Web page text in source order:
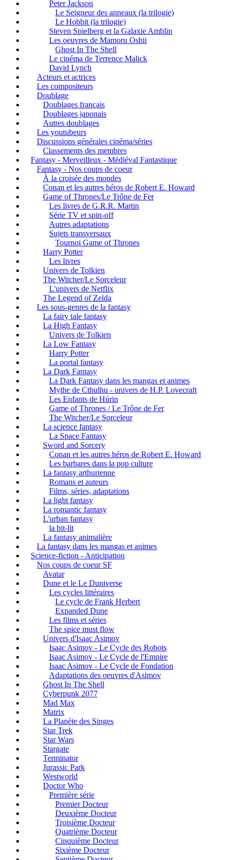
Peter Jackson
Le Seigneur des anneaux (la trilogie)
Le Hobbit (la trilogie)
Steven Spielberg et la Galaxie Amblin
Les oeuvres de Mamoru Oshii
Ghost In The Shell
Le cinéma de Terrence Malick
David Lynch
Acteurs et actrices
Les compositeurs
Doublage
Doublages français
Doublages japonais
Autres doublages
Les youtubeurs
Discussions générales cinéma/séries
Classements des membres
Fantasy - Merveilleux - Médiéval Fantastique
Fantasy - Nos coups de coeur
À la croisée des mondes
Conan et les autres héros de Robert E. Howard
Game of Thrones/Le Trône de Fer
Les livres de G.R.R. Martin
Série TV et spin-off
Autres adaptations
Sujets transversaux
Tournoi Game of Thrones
Harry Potter
Les livres
Univers de Tolkien
The Witcher/Le Sorceleur
L'univers de Netflix
The Legend of Zelda
Les sous-genres de la fantasy
La fairy tale fantasy
La High Fantasy
Univers de Tolkien
La Low Fantasy
Harry Potter
La portal fantasy
La Dark Fantasy
La Dark Fantasy dans les mangas et animes
Mythe de Cthulhu - univers de H.P. Lovecraft
Les Enfants de Húrin
Game of Thrones / Le Trône de Fer
The Witcher/Le Sorceleur
La science fantasy
La Space Fantasy
Sword and Sorcery
Conan et les autres héros de Robert E. Howard
Les barbares dans la pop culture
La fantasy arthurienne
Romans et auteurs
Films, séries, adaptations
La light fantasy
La romantic fantasy
L'urban fantasy
la bit-lit
La fantasy animalière
La fantasy dans les mangas et animes
Science-fiction - Anticipation
Nos coups de coeur SF
Avatar
Dune et le Le Duniverse
Les cycles littéraires
Le cycle de Frank Herbert
Expanded Dune
Les films et séries
The spice must flow
Univers d'Isaac Asimov
Isaac Asimov - Le Cycle des Robots
Isaac Asimov - Le Cycle de l'Empire
Isaac Asimov - Le Cycle de Fondation
Adaptations des oeuvres d'Asimov
Ghost In The Shell
Cyberpunk 2077
Mad Max
Matrix
La Planète des Singes
Star Trek
Star Wars
Stargate
Terminator
Jurassic Park
Westworld
Doctor Who
Première série
Premier Docteur
Deuxième Docteur
Troisième Docteur
Quatrième Docteur
Cinquième Docteur
Sixième Docteur